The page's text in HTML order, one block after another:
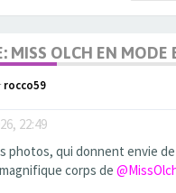
MISS OLCH EN MODE
rocco59
22:49
photos, qui donnent envie
corps de